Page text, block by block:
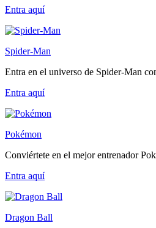
Entra aquí
Spider-Man
Entra en el universo de Spider-Man
Entra aquí
Pokémon
Conviértete en el mejor entrenador
Entra aquí
Dragon Ball